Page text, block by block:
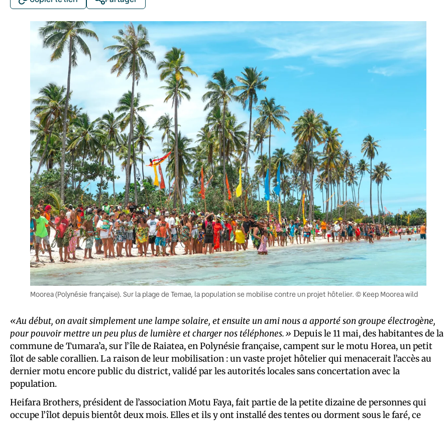
Moorea (Polynésie française). Sur la plage de Temae, la population se mobilise contre un projet hôtelier. © Keep Moorea wild
«Au début, on avait simplement une lampe solaire, et ensuite un ami nous a apporté son groupe électrogène,
pour pouvoir mettre un peu plus de lumière et charger nos téléphones.» Depuis le 11 mai, des habitant·es de la
commune de Tumara’a, sur l’île de Raiatea, en Polynésie française, campent sur le motu Horea, un petit
îlot de sable corallien. La raison de leur mobilisation : un vaste projet hôtelier qui menacerait l’accès au
dernier motu encore public du district, validé par les autorités locales sans concertation avec la
population.
Heifara Brothers, président de l’association Motu Faya, fait partie de la petite dizaine de personnes qui
occupe l’îlot depuis bientôt deux mois. Elles et ils y ont installé des tentes ou dorment sous le faré, ce